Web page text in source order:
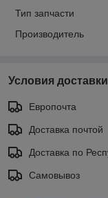
Тип запчасти
Производитель
Условия доставки
Европочта
Доставка почтой
Доставка по
Самовывоз